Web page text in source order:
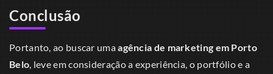
Conclusão
Portanto, ao buscar umaagência de marketing em Porto
Belo, leve em consideração a experiência, o portfólio e a